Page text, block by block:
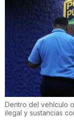
Dentro del vehículo
ilegal y sustancias